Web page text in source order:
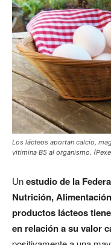
Los lácteos aportan calcio,
vitimina B5 al organismo.
Unestudio de la
Nutrición,
productos lácteos
en relación a su valor